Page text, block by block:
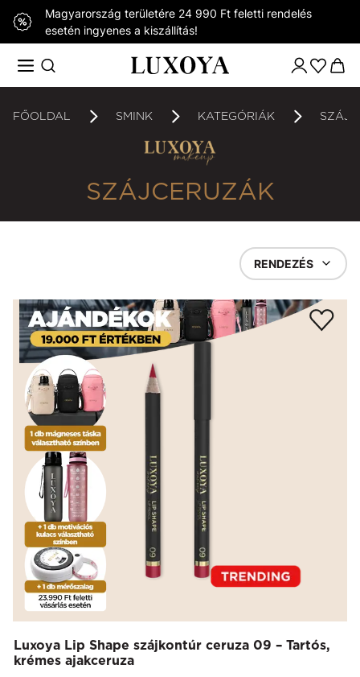
Magyarország területére 24 990 Ft feletti rendelés
esetén ingyenes a kiszállítás!
FŐOLDAL SMINK KATEGÓRIÁK
SZÁJCERUZÁK
RENDEZÉS
Luxoya Lip Shape szájkontúr ceruza 09 – Tartós,
krémes ajakceruza